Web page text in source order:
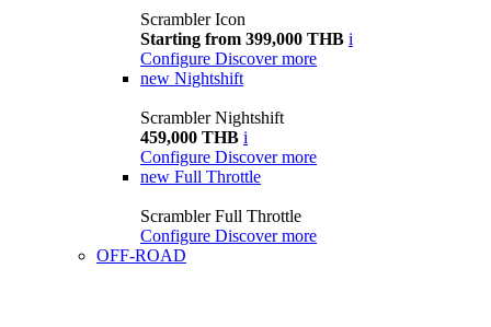
Scrambler Icon
Starting from 399,000 THB i
Configure Discover more
new Nightshift
Scrambler Nightshift
459,000 THB i
Configure Discover more
new Full Throttle
Scrambler Full Throttle
Configure Discover more
OFF-ROAD